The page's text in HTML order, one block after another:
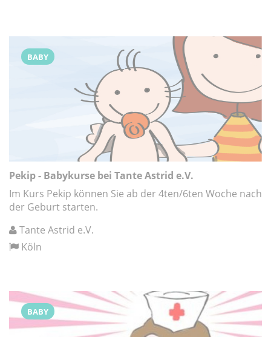
BABY
Pekip - Babykurse bei Tante Astrid e.V.
Im Kurs Pekip können Sie ab der 4ten/6ten Woche nach
der Geburt starten.
Tante Astrid e.V.
Köln
BABY